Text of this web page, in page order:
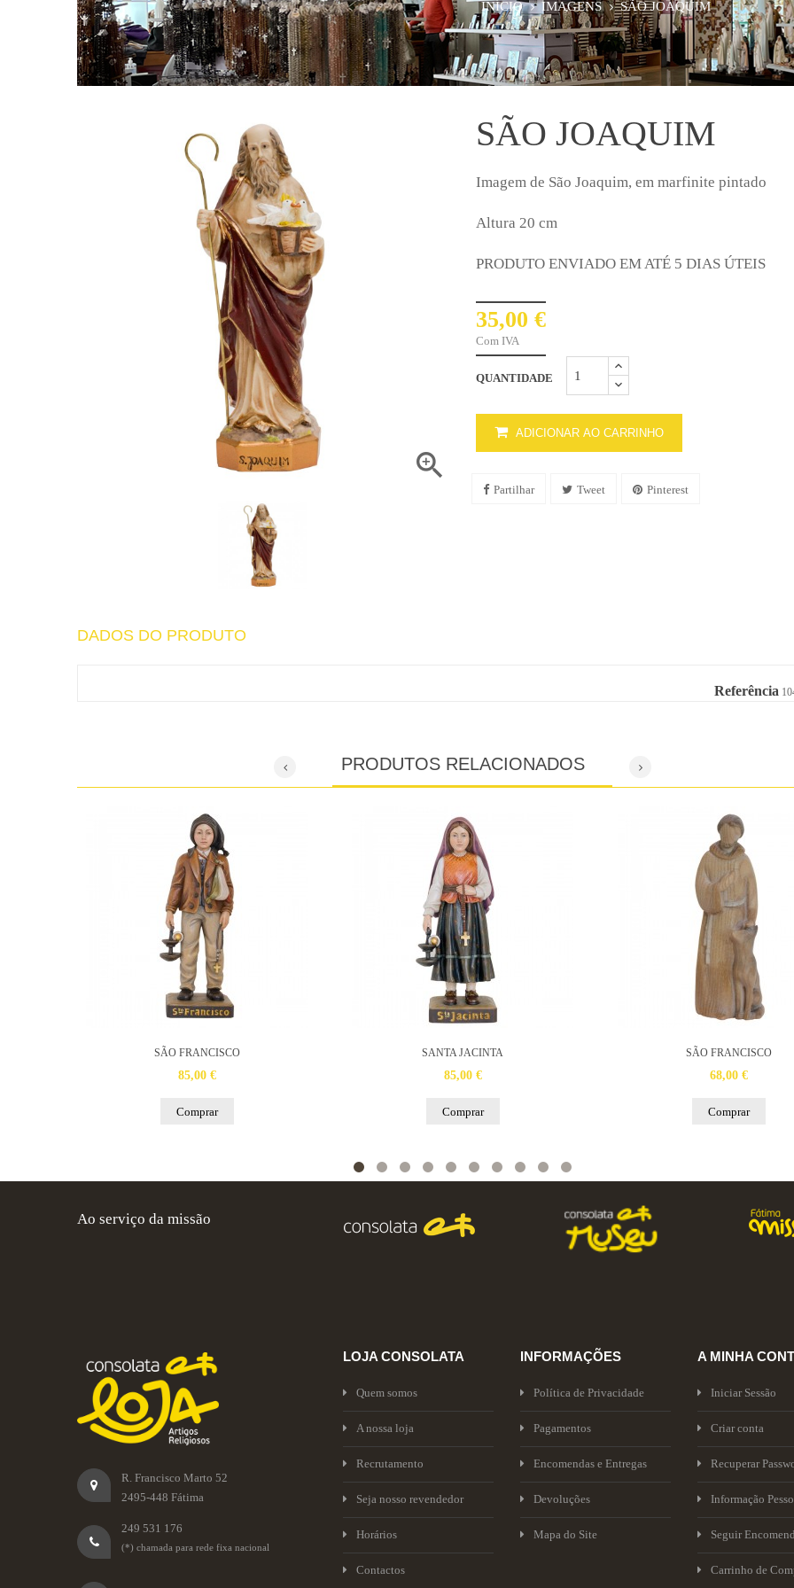
INÍCIO IMAGENS SÃO JOAQUIM

SÃO JOAQUIM
Imagem de São Joaquim, em marfinite pintado
Altura 20 cm
PRODUTO ENVIADO EM ATÉ 5 DIAS ÚTEIS
35,00 €
Com IVA
QUANTIDADE
ADICIONAR AO CARRINHO
Partilhar Tweet Pinterest
DADOS DO PRODUTO
Referência
PRODUTOS RELACIONADOS
SÃO FRANCISCO
85,00 €
Comprar
SANTA JACINTA
85,00 €
Comprar
SÃO FRANCISCO
68,00 €
Comprar
Ao serviço da missão
R. Francisco Marto 52
2495-448 Fátima
249 531 176
(*) chamada para rede fixa nacional
LOJA CONSOLATA
Quem somos
A nossa loja
Recrutamento
Seja nosso revendedor
Horários
Contactos
INFORMAÇÕES
Política de Privacidade
Pagamentos
Encomendas e Entregas
Devoluções
Mapa do Site
A MINHA
Iniciar Sessão
Criar conta
Recuperar
Informação
Seguir
Carrinho de